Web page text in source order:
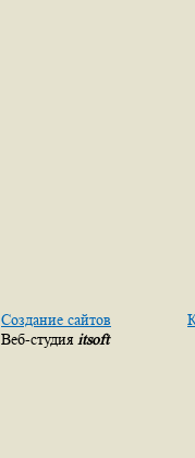
Создание сайтов
Веб-студия itsoft